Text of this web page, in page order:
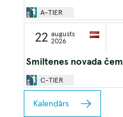
A-TIER
22 augusts
2026
Smiltenes novada
C-TIER
Kalendārs